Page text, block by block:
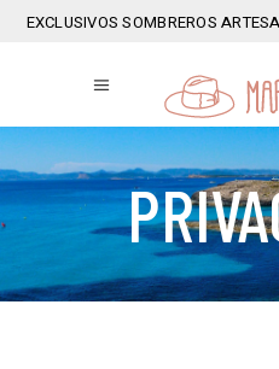
EXCLUSIVOS SOMBREROS